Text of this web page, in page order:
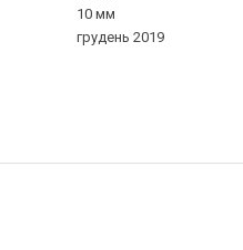
10 мм
грудень 2019